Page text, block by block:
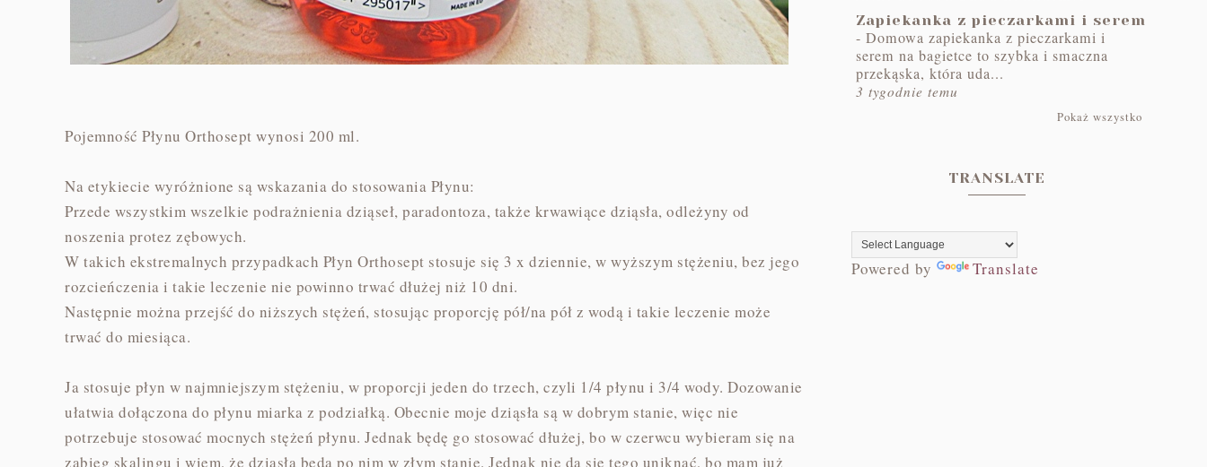
Pojemność Płynu Orthosept wynosi 200 ml.
Na etykiecie wyróżnione są wskazania do stosowania Płynu:
Przede wszystkim wszelkie podrażnienia dziąseł, paradontoza, także krwawiące dziąsła, odleżyny od
noszenia protez zębowych.
W takich ekstremalnych przypadkach Płyn Orthosept stosuje się 3 x dziennie, w wyższym stężeniu, bez jego
rozcieńczenia i takie leczenie nie powinno trwać dłużej niż 10 dni.
Następnie można przejść do niższych stężeń, stosując proporcję pół/na pół z wodą i takie leczenie może
trwać do miesiąca.
Ja stosuje płyn w najmniejszym stężeniu, w proporcji jeden do trzech, czyli 1/4 płynu i 3/4 wody. Dozowanie
ułatwia dołączona do płynu miarka z podziałką. Obecnie moje dziąsła są w dobrym stanie, więc nie
potrzebuje stosować mocnych stężeń płynu. Jednak będę go stosować dłużej, bo w czerwcu wybieram się na
zabieg skalingu i wiem, że dziąsła będą po nim w złym stanie. Jednak nie da się tego uniknąć, bo mam już
Zapiekanka z pieczarkami i serem
- Domowa zapiekanka z pieczarkami i
serem na bagietce to szybka i smaczna
przekąska, która uda...
3 tygodnie temu
Pokaż wszystko
TRANSLATE
Powered by Translate